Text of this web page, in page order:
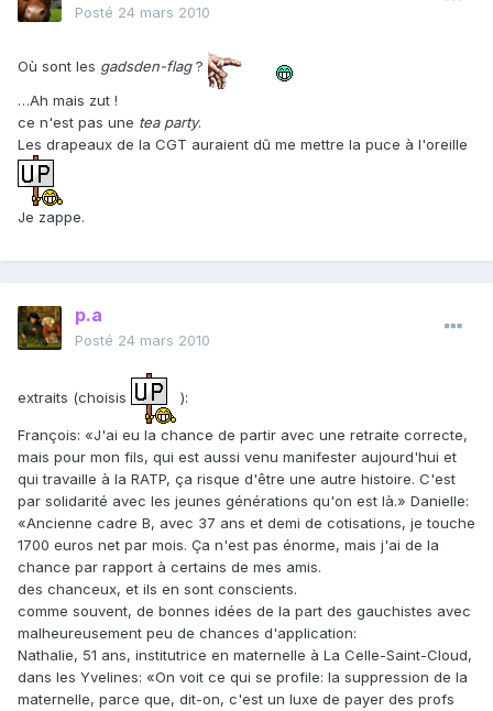
Posté 24 mars 2010
Où sont les gadsden-flag?
…Ah mais zut !
ce n'est pas une tea party.
Les drapeaux de la CGT auraient dû me mettre la puce à l'oreille
Je zappe.
p.a
Posté 24 mars 2010
extraits (choisis ):
François: «J'ai eu la chance de partir avec une retraite correcte,
mais pour mon fils, qui est aussi venu manifester aujourd'hui et
qui travaille à la RATP, ça risque d'être une autre histoire. C'est
par solidarité avec les jeunes générations qu'on est là.» Danielle:
«Ancienne cadre B, avec 37 ans et demi de cotisations, je touche
1700 euros net par mois. Ça n'est pas énorme, mais j'ai de la
chance par rapport à certains de mes amis.
des chanceux, et ils en sont conscients.
comme souvent, de bonnes idées de la part des gauchistes avec
malheureusement peu de chances d'application:
Nathalie, 51 ans, institutrice en maternelle à La Celle-Saint-Cloud,
dans les Yvelines: «On voit ce qui se profile: la suppression de la
maternelle, parce que, dit-on, c'est un luxe de payer des profs